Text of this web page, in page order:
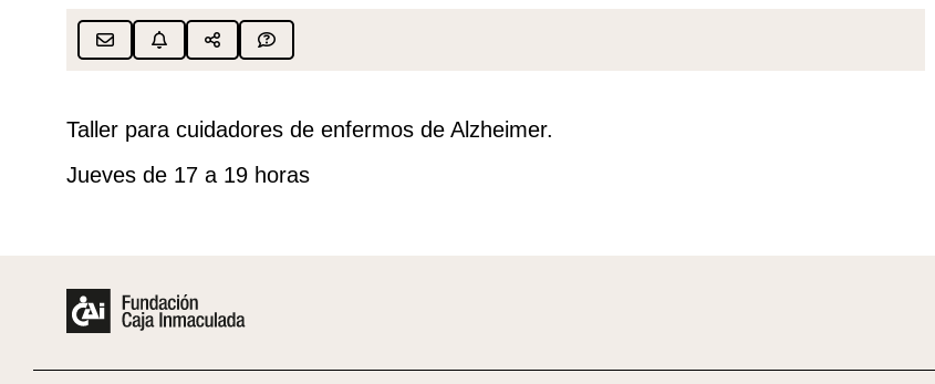
Taller para cuidadores de enfermos de Alzheimer.
Jueves de 17 a 19 horas